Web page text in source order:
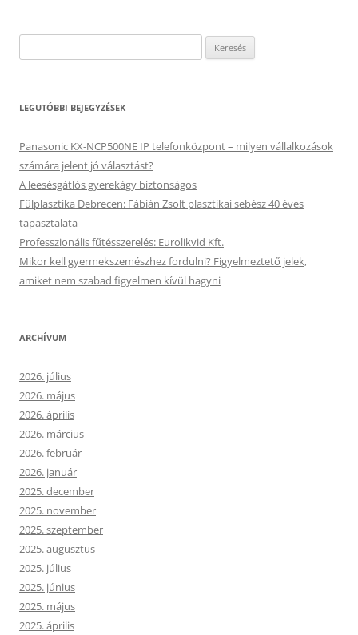
LEGUTÓBBI BEJEGYZÉSEK
Panasonic KX-NCP500NE IP telefonközpont – milyen vállalkozások
számára jelent jó választást?
A leesésgátlós gyerekágy biztonságos
Fülplasztika Debrecen: Fábián Zsolt plasztikai sebész 40 éves
tapasztalata
Professzionális fűtésszerelés: Eurolikvid Kft.
Mikor kell gyermekszemészhez fordulni? Figyelmeztető jelek,
amiket nem szabad figyelmen kívül hagyni
ARCHÍVUM
2026. július
2026. május
2026. április
2026. március
2026. február
2026. január
2025. december
2025. november
2025. szeptember
2025. augusztus
2025. július
2025. június
2025. május
2025. április